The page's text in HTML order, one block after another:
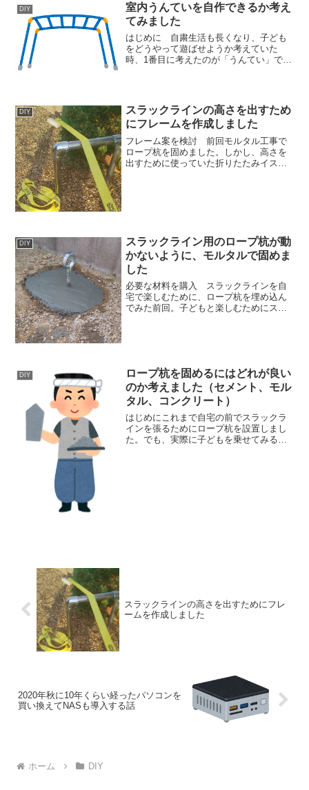
DIY
室内うんていを自作できるか考え
てみました
はじめに 自粛生活も長くなり、子ども
をどうやって遊ばせようか考えていた
時、1番目に考えたのが「うんてい」で
できるのか色々悩み、完成品...
DIY
スラックラインの高さを出すため
にフレームを作成しました
フレーム案を検討 前回モルタル工事で
ロープ杭を固めました。しかし、高さを
出すために使っていた折りたたみイスが
DIY
スラックライン用のロープ杭が動
かないように、モルタルで固めま
した
必要な材料を購入 スラックラインを自
宅で楽しむために、ロープ杭を埋め込ん
でみた前回。子どもと楽しむためにスラ
DIY
ロープ杭を固めるにはどれが良い
のか考えました（セメント、モル
タル、コンクリート）
はじめにこれまで自宅の前でスラックラ
インを張るためにロープ杭を設置しまし
た。でも、実際に子どもを乗せてみる
スラックラインの高さを出すためにフレ
ームを作成しました
2020年秋に10年くらい経ったパソコンを
買い換えてNASも導入する話
ホーム DIY